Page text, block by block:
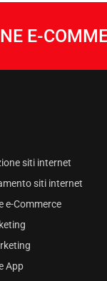
E-
siti internet
siti internet
e-Commerce
App